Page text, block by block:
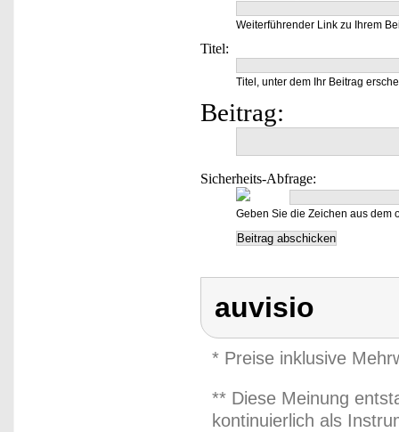
Weiterführender Link zu Ihrem
Titel:
Titel, unter dem Ihr Beitrag
Beitrag:
Sicherheits-Abfrage:
Geben Sie die Zeichen aus dem
auvisio
* Preise inklusive
** Diese Meinung
kontinuierlich als